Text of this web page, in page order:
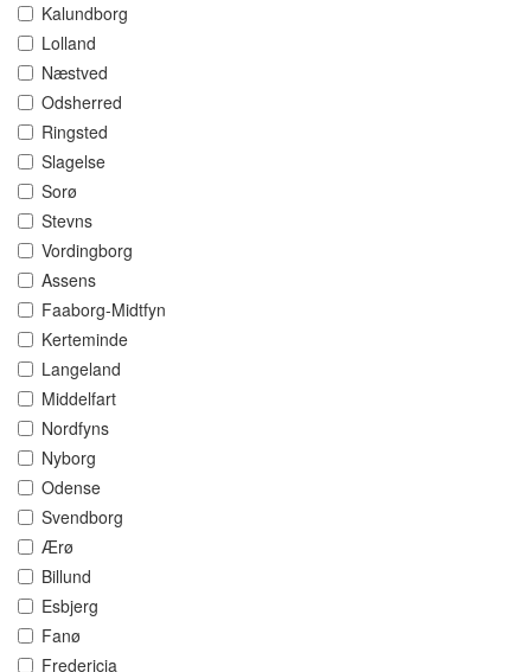
Kalundborg
Lolland
Næstved
Odsherred
Ringsted
Slagelse
Sorø
Stevns
Vordingborg
Assens
Faaborg-Midtfyn
Kerteminde
Langeland
Middelfart
Nordfyns
Nyborg
Odense
Svendborg
Ærø
Billund
Esbjerg
Fanø
Fredericia